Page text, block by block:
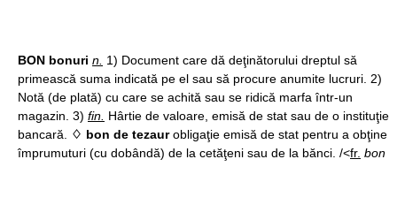
BON bonuri n. 1) Document care dă deţinătorului dreptul să
primească suma indicată pe el sau să procure anumite lucruri. 2)
Notă (de plată) cu care se achită sau se ridică marfa într-un
magazin. 3) fin. Hârtie de valoare, emisă de stat sau de o instituţie
bancară.
♢ bon de tezaurobligaţie emisă de stat pentru a obţine
împrumuturi (cu dobândă) de la cetăţeni sau de la bănci. /<fr. bon